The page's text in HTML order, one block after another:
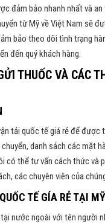
đảm bảo nhanh nhất và
từ Mỹ về Việt Nam sẽ
bảo theo dõi tình trạng
đến quý khách hàng.
THUỐC VÀ CÁC
tải quốc tế giá rẻ để
danh sách các
có thể tư vấn cách thức và
các chuyên viên của
TẾ GÍA RẺ TẠI MỸ
nước ngoài với tên